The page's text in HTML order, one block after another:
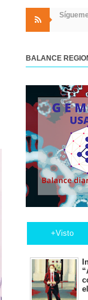
Sígueme
BALANCE
+Visto